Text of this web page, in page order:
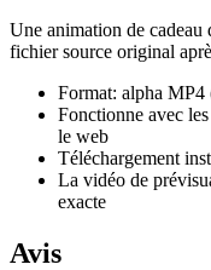
Une animation de cadeau
fichier source original
Format: alpha MP4
Fonctionne avec
le web
Téléchargement
La vidéo de
exacte
Avis